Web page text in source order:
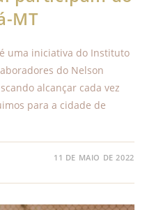
MT
uma iniciativa do Instituto
do Nelson
alcançar cada vez
para a cidade de
11 DE MAIO DE 2022